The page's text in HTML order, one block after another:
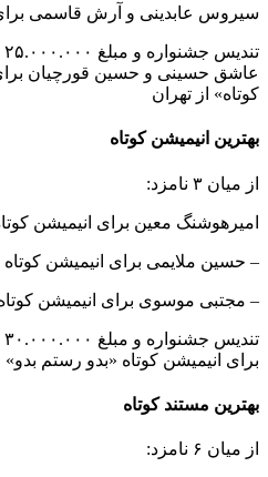
سیروس عابدینی و آرش قاسمی برای
عاشق حسینی و حسین قورچیان
کوتاه» از تهران
بهترین انیمیشن کوتاه
از میان ۳ نامزد:
امیرهوشنگ معین برای انیمیشن
– حسین ملایمی برای انیمیشن
– مجتبی موسوی برای انیمیشن
برای انیمیشن کوتاه «بدو رستم بدو»
بهترین مستند کوتاه
از میان ۶ نامزد: